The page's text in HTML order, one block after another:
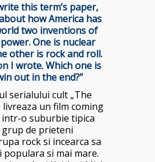
this term’s paper,
how America has
two inventions of
One is nuclear
other is rock and roll.
I wrote. Which one is
out in the end?”
serialului cult „The
livreaza un film coming
o suburbie tipica
grup de prieteni
rock si incearca sa
populara si mai mare.